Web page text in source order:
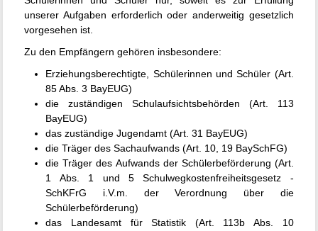
unserer Aufgaben erforderlich oder anderweitig gesetzlich
vorgesehen ist.
Zu den Empfängern gehören insbesondere:
Erziehungsberechtigte, Schülerinnen und Schüler (Art.
85 Abs. 3 BayEUG)
die zuständigen Schulaufsichtsbehörden (Art. 113
BayEUG)
das zuständige Jugendamt (Art. 31 BayEUG)
die Träger des Sachaufwands (Art. 10, 19 BaySchFG)
die Träger des Aufwands der Schülerbeförderung (Art.
1 Abs. 1 und 5 Schulwegkostenfreiheitsgesetz -
SchKFrG i.V.m. der Verordnung über die
Schülerbeförderung)
das Landesamt für Statistik (Art. 113b Abs. 10